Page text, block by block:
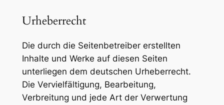
Urheberrecht
Die durch die Seitenbetreiber erstellten
Inhalte und Werke auf diesen Seiten
unterliegen dem deutschen Urheberrecht.
Die Vervielfältigung, Bearbeitung,
Verbreitung und jede Art der Verwertung